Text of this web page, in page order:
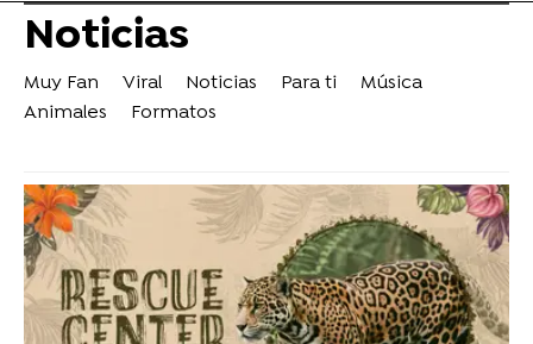
Noticias
Muy Fan Viral Noticias Para ti
Música
Animales
Formatos